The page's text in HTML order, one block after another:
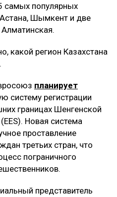
самых популярных
Шымкент и две
какой регион Казахстана
планирует
систему регистрации
границах Шенгенской
Новая система
проставление
третьих стран, что
пограничного
представитель